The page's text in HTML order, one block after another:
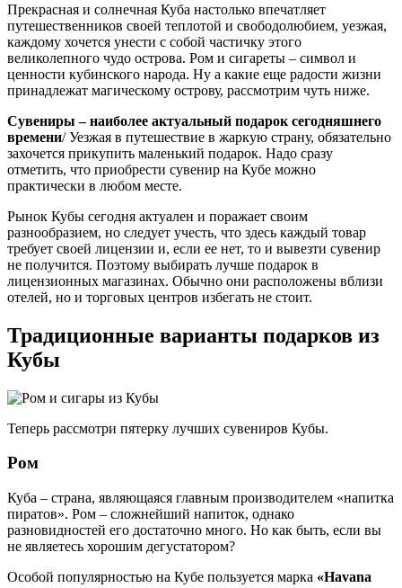
Прекрасная и солнечная Куба настолько впечатляет
путешественников своей теплотой и свободолюбием, уезжая,
каждому хочется унести с собой частичку этого
великолепного чудо острова. Ром и сигареты – символ и
ценности кубинского народа. Ну а какие еще радости жизни
принадлежат магическому острову, рассмотрим чуть ниже.
Сувениры – наиболее актуальный подарок сегодняшнего
времени/ Уезжая в путешествие в жаркую страну, обязательно
захочется прикупить маленький подарок. Надо сразу
отметить, что приобрести сувенир на Кубе можно
практически в любом месте.
Рынок Кубы сегодня актуален и поражает своим
разнообразием, но следует учесть, что здесь каждый товар
требует своей лицензии и, если ее нет, то и вывезти сувенир
не получится. Поэтому выбирать лучше подарок в
лицензионных магазинах. Обычно они расположены вблизи
отелей, но и торговых центров избегать не стоит.
Традиционные варианты подарков из
Кубы
Теперь рассмотри пятерку лучших сувениров Кубы.
Ром
Куба – страна, являющаяся главным производителем «напитка
пиратов». Ром – сложнейший напиток, однако
разновидностей его достаточно много. Но как быть, если вы
не являетесь хорошим дегустатором?
Особой популярностью на Кубе пользуется марка «Havana